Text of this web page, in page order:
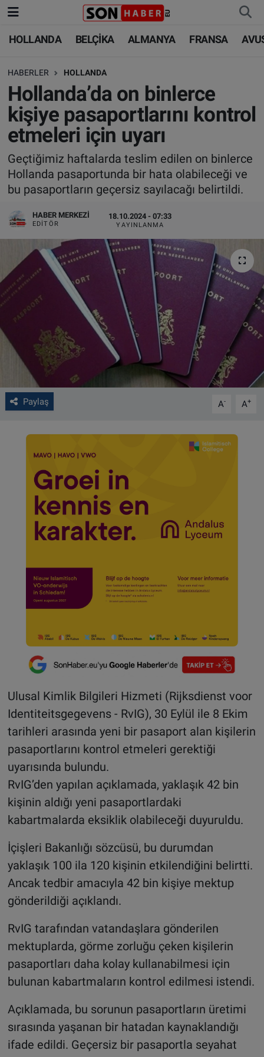
HOLLANDA BELÇİKA ALMANYA FRANSA
HABERLER HOLLANDA
Hollanda’da on binlerce
kişiye pasaportlarını kontrol
etmeleri için uyarı
Geçtiğimiz haftalarda teslim edilen on binlerce
Hollanda pasaportunda bir hata olabileceği ve
bu pasaportların geçersiz sayılacağı belirtildi.
HABER MERKEZI
EDITÖR
18.10.2024 - 07:33
YAYINLANMA
Paylaş A- A+
Ulusal Kimlik Bilgileri Hizmeti (Rijksdienst voor
Identiteitsgegevens - RvIG), 30 Eylül ile 8 Ekim
tarihleri arasında yeni bir pasaport alan kişilerin
pasaportlarını kontrol etmeleri gerektiği
uyarısında bulundu.
RvIG’den yapılan açıklamada, yaklaşık 42 bin
kişinin aldığı yeni pasaportlardaki
kabartmalarda eksiklik olabileceği duyuruldu.
İçişleri Bakanlığı sözcüsü, bu durumdan
yaklaşık 100 ila 120 kişinin etkilendiğini belirtti.
Ancak tedbir amacıyla 42 bin kişiye mektup
gönderildiği açıklandı.
RvIG tarafından vatandaşlara gönderilen
mektuplarda, görme zorluğu çeken kişilerin
pasaportları daha kolay kullanabilmesi için
bulunan kabartmaların kontrol edilmesi istendi.
Açıklamada, bu sorunun pasaportların üretimi
sırasında yaşanan bir hatadan kaynaklandığı
ifade edildi. Geçersiz bir pasaportla seyahat
HOLLANDA
BELÇİKA
ALMANYA
FRANSA
AVUSTURYA
SAĞLIK - YAŞAM
BİLİM-TEKNOLOJİ
HOLLANDA
BELÇİKA
ALMANYA
TÜRKİYE
DÜNYA
BİLİM-TEKNOLOJİ
SAĞLIK
FOTO GALERİ
VIDEO GALERİ
ALGEMENE VOORWAARDEN
CONTACT
Çerez Politikası
Nöbetçi Eczaneler
Hava Durumu
Trafik Durumu
Süper Lig Puan Durumu ve Fikstür
Tüm Manşetler
Son Dakika Haberleri
Haber Arşivi